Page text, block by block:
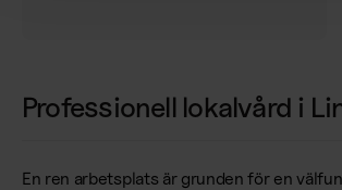
Professionell lokalvård i
En ren arbetsplats är grunden för en